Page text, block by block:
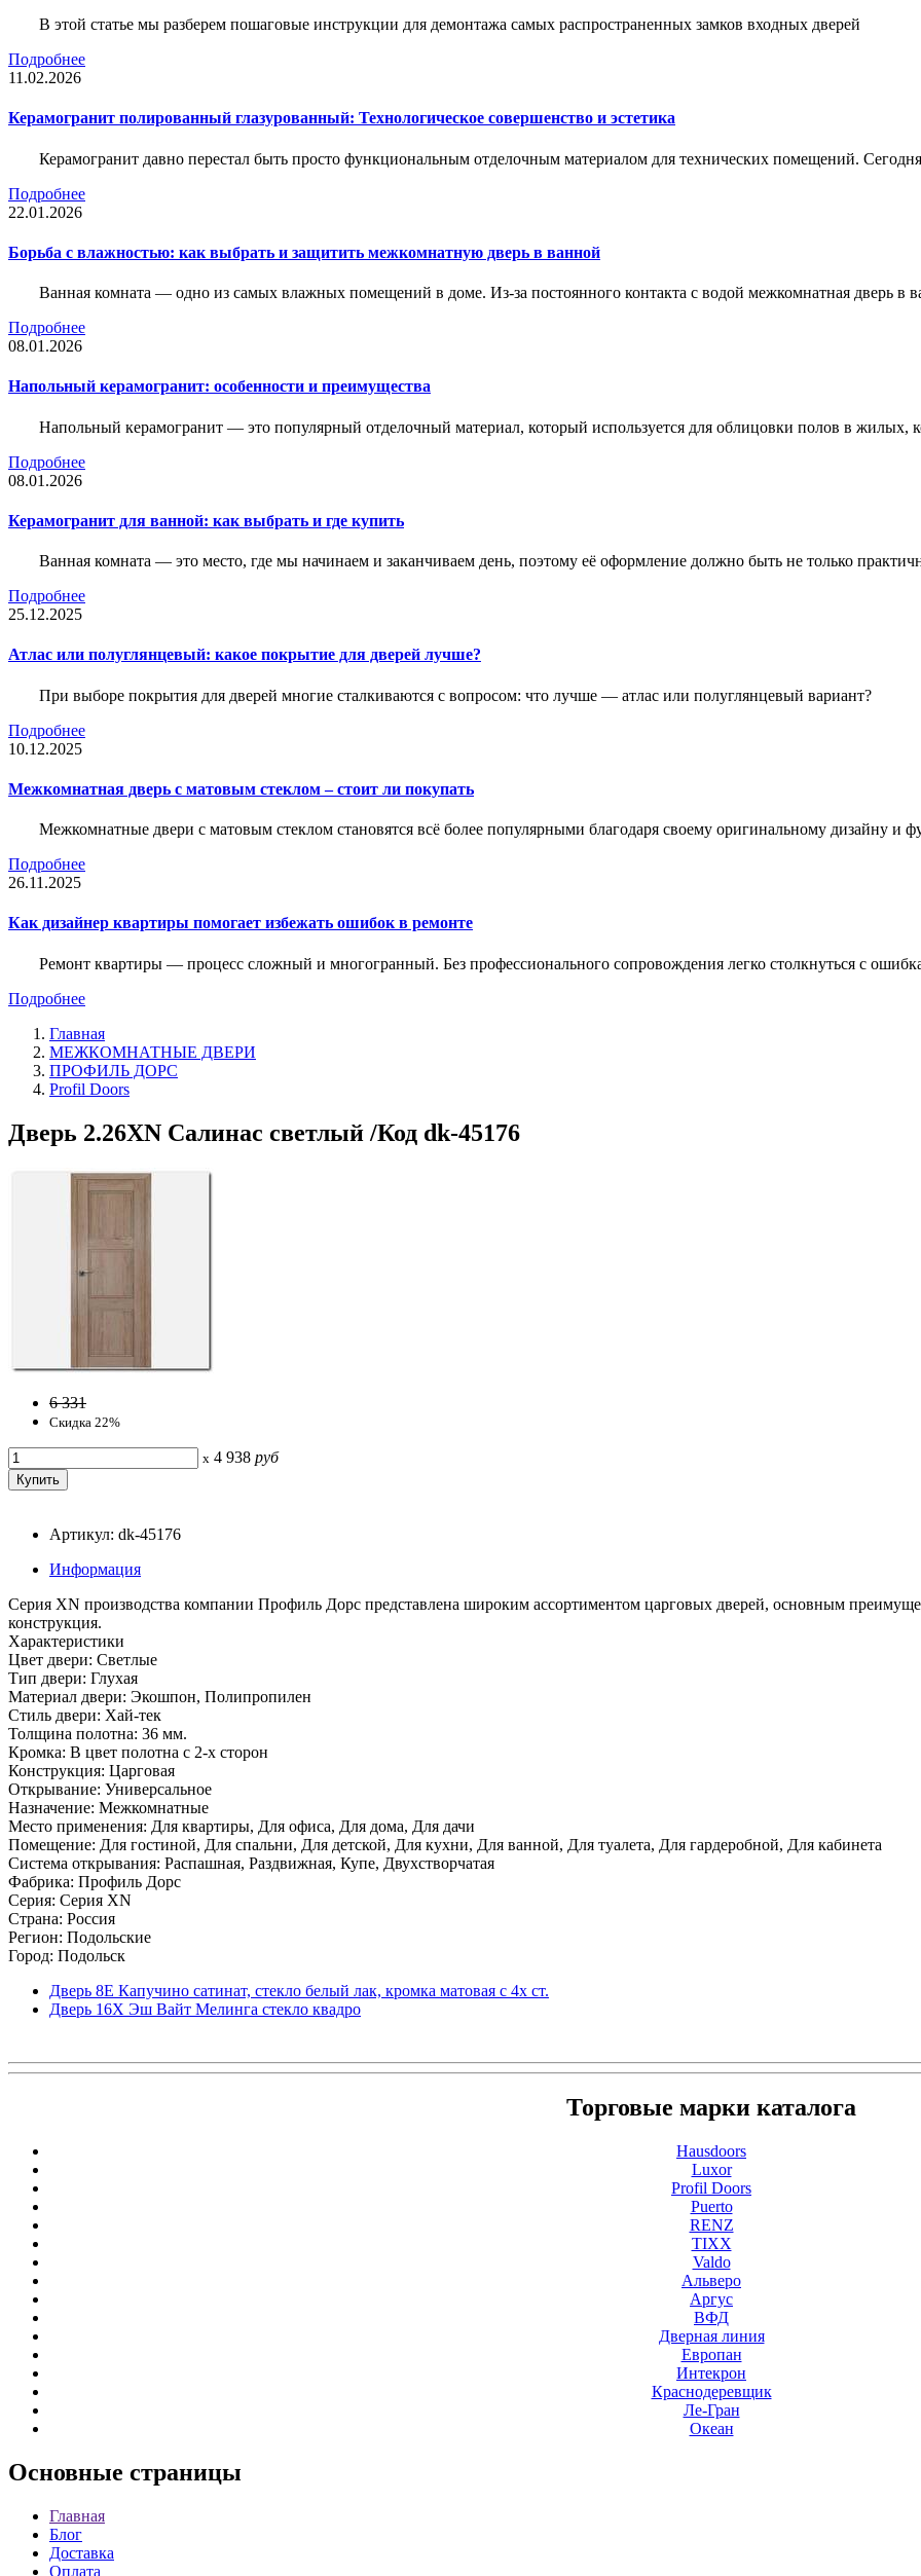
В этой статье мы разберем пошаговые инструкции для демонтажа самых распространенных замков входных дверей
Подробнее
11.02.2026
Керамогранит полированный глазурованный: Технологическое совершенство и эстетика
Керамогранит давно перестал быть просто функциональным отделочным материалом для технических помещений.
Подробнее
22.01.2026
Борьба с влажностью: как выбрать и защитить межкомнатную дверь в ванной
Ванная комната — одно из самых влажных помещений в доме. Из-за постоянного контакта с водой межкомнатная дверь в
Подробнее
08.01.2026
Напольный керамогранит: особенности и преимущества
Напольный керамогранит — это популярный отделочный материал, который используется для облицовки полов в
Подробнее
08.01.2026
Керамогранит для ванной: как выбрать и где купить
Ванная комната — это место, где мы начинаем и заканчиваем день, поэтому её оформление должно быть не только
Подробнее
25.12.2025
Атлас или полуглянцевый: какое покрытие для дверей лучше?
При выборе покрытия для дверей многие сталкиваются с вопросом: что лучше — атлас или полуглянцевый вариант?
Подробнее
10.12.2025
Межкомнатная дверь с матовым стеклом – стоит ли покупать
Межкомнатные двери с матовым стеклом становятся всё более популярными благодаря своему оригинальному дизайну и
Подробнее
26.11.2025
Как дизайнер квартиры помогает избежать ошибок в ремонте
Ремонт квартиры — процесс сложный и многогранный. Без профессионального сопровождения легко столкнуться с
Подробнее
Главная
МЕЖКОМНАТНЫЕ ДВЕРИ
ПРОФИЛЬ ДОРС
Profil Doors
Дверь 2.26ХN Салинас светлый /Код dk-45176
6 331
Скидка 22%
x 4 938 руб
Артикул: dk-45176
Информация
Серия ХN производства компании Профиль Дорс представлена широким ассортиментом царговых дверей, основным
конструкция.
Характеристики
Цвет двери: Светлые
Тип двери: Глухая
Материал двери: Экошпон, Полипропилен
Стиль двери: Хай-тек
Толщина полотна: 36 мм.
Кромка: В цвет полотна с 2-х сторон
Конструкция: Царговая
Открывание: Универсальное
Назначение: Межкомнатные
Место применения: Для квартиры, Для офиса, Для дома, Для дачи
Помещение: Для гостиной, Для спальни, Для детской, Для кухни, Для ванной, Для туалета, Для гардеробной, Для кабинета
Система открывания: Распашная, Раздвижная, Купе, Двухстворчатая
Фабрика: Профиль Дорс
Серия: Серия XN
Страна: Россия
Регион: Подольские
Город: Подольск
Дверь 8Е Капучино сатинат, стекло белый лак, кромка матовая с 4х ст.
Дверь 16X Эш Вайт Мелинга стекло квадро
Торговые марки каталога
Hausdoors
Luxor
Profil Doors
Puerto
RENZ
TIXX
Valdo
Альверо
Аргус
ВФД
Дверная линия
Европан
Интекрон
Краснодеревщик
Ле-Гран
Океан
Основные страницы
Главная
Блог
Доставка
Оплата